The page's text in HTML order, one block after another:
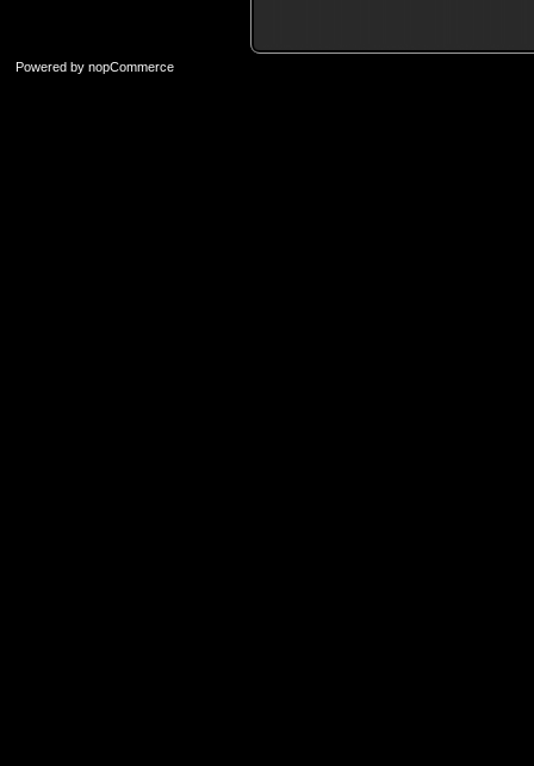
Powered by nopCommerce